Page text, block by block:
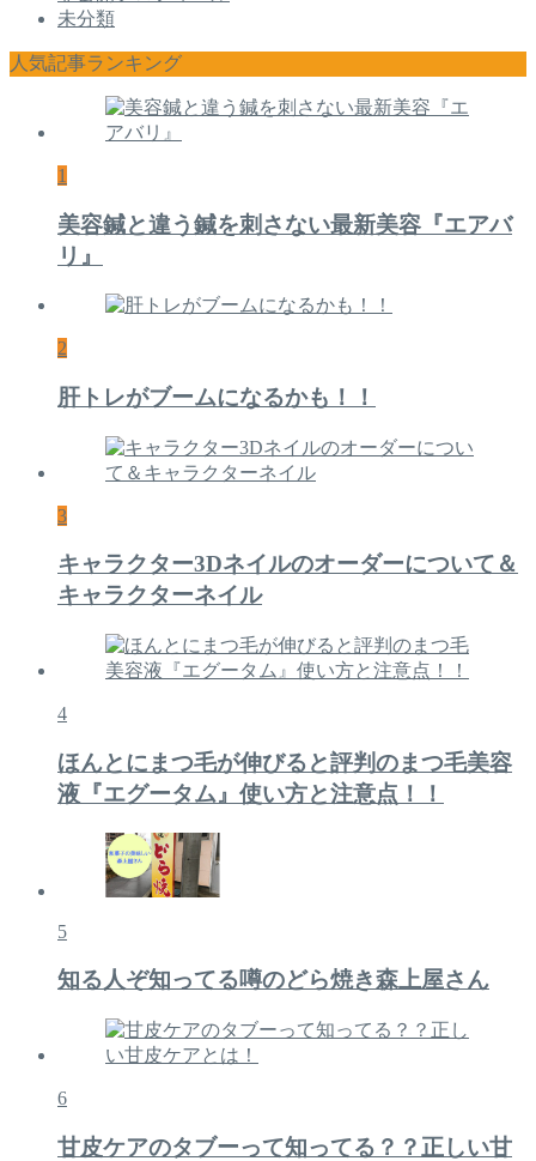
未分類
人気記事ランキング
1
美容鍼と違う鍼を刺さない最新美容『エアバ
リ』
2
肝トレがブームになるかも！！
3
キャラクター3Dネイルのオーダーについて＆
キャラクターネイル
4
ほんとにまつ毛が伸びると評判のまつ毛美容
液『エグータム』使い方と注意点！！
5
知る人ぞ知ってる噂のどら焼き森上屋さん
6
甘皮ケアのタブーって知ってる？？正しい甘